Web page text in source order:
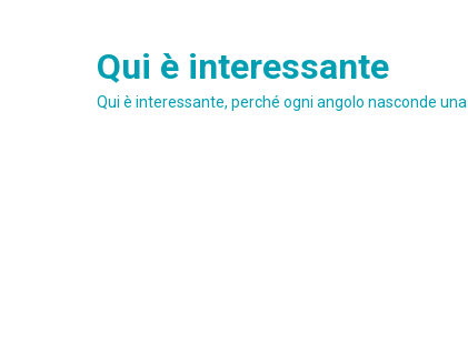
Qui è interessante
Qui è interessante, perché ogni angolo nasconde